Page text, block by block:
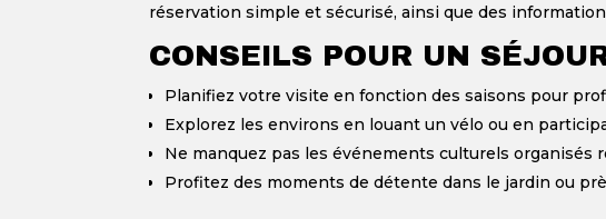
réservation simple et sécurisé, ainsi que des
CONSEILS POUR UN
Planifiez votre visite en fonction des saisons pour
Explorez les environs en louant un vélo ou en
Ne manquez pas les événements culturels organisés
Profitez des moments de détente dans le jardin ou